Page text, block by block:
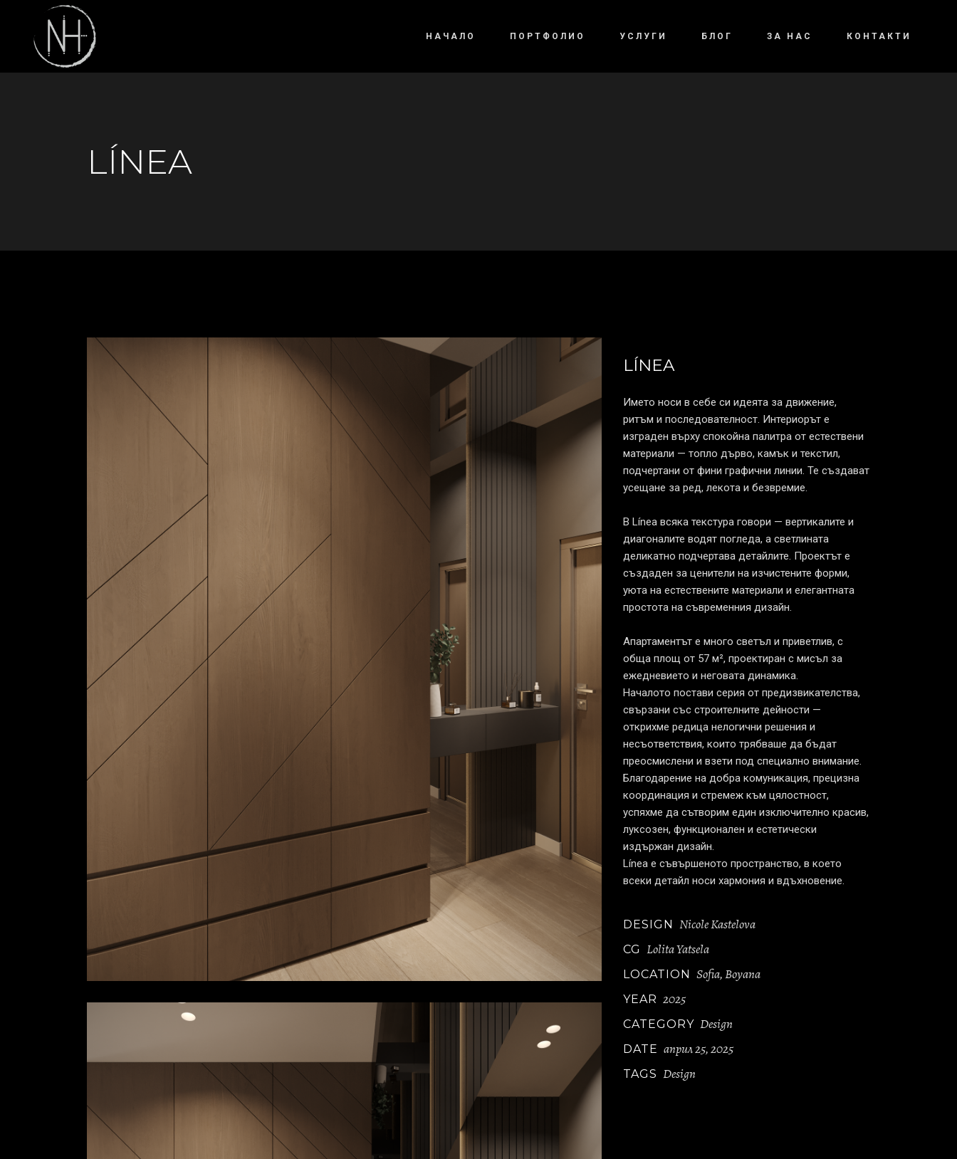
НАЧАЛО ПОРТФОЛИО УСЛУГИ БЛОГ ЗА НАС КОНТАКТИ
LÍNEA
LÍNEA
Името носи в себе си идеята за движение,
ритъм и последователност. Интериорът е
изграден върху спокойна палитра от естествени
материали — топло дърво, камък и текстил,
подчертани от фини графични линии. Те създават
усещане за ред, лекота и безвремие.
В Línea всяка текстура говори — вертикалите и
диагоналите водят погледа, а светлината
деликатно подчертава детайлите. Проектът е
създаден за ценители на изчистените форми,
уюта на естествените материали и елегантната
простота на съвременния дизайн.
Апартаментът е много светъл и приветлив, с
обща площ от 57 м², проектиран с мисъл за
ежедневието и неговата динамика.
Началото постави серия от предизвикателства,
свързани със строителните дейности —
открихме редица нелогични решения и
несъответствия, които трябваше да бъдат
преосмислени и взети под специално внимание.
Благодарение на добра комуникация, прецизна
координация и стремеж към цялостност,
успяхме да сътворим един изключително красив,
луксозен, функционален и естетически
издържан дизайн.
Línea е съвършеното пространство, в което
всеки детайл носи хармония и вдъхновение.
DESIGN Nicole Kastelova
CG Lolita Yatsela
LOCATION Sofia, Boyana
YEAR 2025
CATEGORY Design
DATE април 25, 2025
TAGS Design